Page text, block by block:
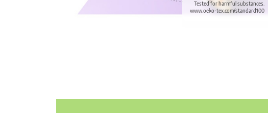
Tested for harmful substances.
www.oeko-tex.com/standard100